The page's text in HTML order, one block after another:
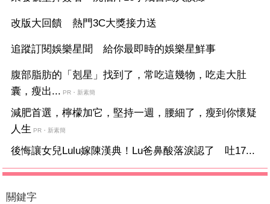
改版大回饋 熱門3C大獎接力送
追蹤訂閱娛樂星聞 給你最即時的娛樂星鮮事
腹部脂肪的「剋星」找到了，常吃這幾物，吃走大肚
囊，瘦出... PR・新素簡
減肥首選，檸檬加它，堅持一週，腰細了，瘦到你懷疑
人生 PR・新素簡
後悔讓女兒Lulu嫁陳漢典！Lu爸鼻酸落淚認了 吐17...
關鍵字